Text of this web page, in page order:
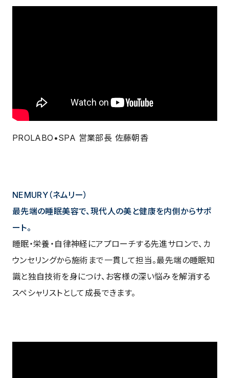
PROLABO•SPA 営業部長 佐藤朝香
NEMURY（ネムリー）
最先端の睡眠美容で、現代人の美と健康を内側からサポ
ート。
睡眠・栄養・自律神経にアプローチする先進サロンで、カ
ウンセリングから施術まで一貫して担当。最先端の睡眠知
識と独自技術を身につけ、お客様の深い悩みを解消する
スペシャリストとして成長できます。